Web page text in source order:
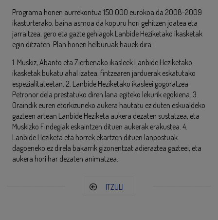
Programa honen aurrekontua 150.000 eurokoa da 2008-2009
ikasturterako, baina asmoa da kopuru hori gehitzen joatea eta
jarraitzea, gero eta gazte gehiagok Lanbide Heziketako ikasketak
egin ditzaten. Plan honen helburuak hauek dira:
1. Muskiz, Abanto eta Zierbenako ikasleek Lanbide Heziketako
ikasketak bukatu ahal izatea, fintzearen jarduerak eskatutako
espezialitateetan. 2. Lanbide Heziketako ikasleei gogoratzea
Petronor dela prestatuko diren lana egiteko lekurik egokiena. 3.
Oraindik euren etorkizuneko aukera hautatu ez duten eskualdeko
gazteen artean Lanbide Heziketa aukera dezaten sustatzea, eta
Muskizko Findegiak eskaintzen dituen aukerak erakustea. 4.
Lanbide Heziketa eta horrek ekartzen dituen lanpostuak
dagoeneko ez direla bakarrik gizonentzat adieraztea gazteei, eta
aukera hori har dezaten animatzea.
ITZULI